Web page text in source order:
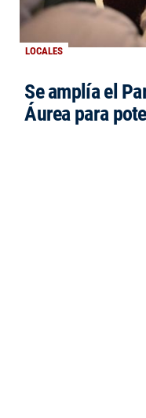
LOCALES
Se amplía el
Áurea para